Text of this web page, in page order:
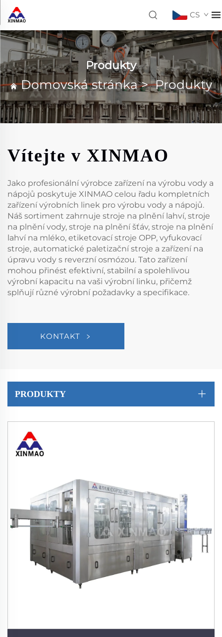
CS
Produkty
Domovská stránka>Produkty
Vítejte v XINMAO
Jako profesionální výrobce zařízení na výrobu vody a
nápojů poskytuje XINMAO celou řadu kompletních
zařízení výrobních linek pro výrobu vody a nápojů.
Náš sortiment zahrnuje stroje na plnění lahví, stroje
na plnění vody, stroje na plnění šťáv, stroje na plnění
lahví na mléko, etiketovací stroje OPP, vyfukovací
stroje, automatické paletizační stroje a zařízení na
úpravu vody s reverzní osmózou. Tato zařízení
mohou přinést efektivní, stabilní a spolehlivou
výrobní kapacitu na vaši výrobní linku, přičemž
splňují různé výrobní požadavky a specifikace.
KONTAKT
PRODUKTY